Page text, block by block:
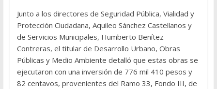
Junto a los directores de Seguridad Pública, Vialidad y
Protección Ciudadana, Aquileo Sánchez Castellanos y
de Servicios Municipales, Humberto Benítez
Contreras, el titular de Desarrollo Urbano, Obras
Públicas y Medio Ambiente detalló que estas obras se
ejecutaron con una inversión de 776 mil 410 pesos y
82 centavos, provenientes del Ramo 33, Fondo III, de